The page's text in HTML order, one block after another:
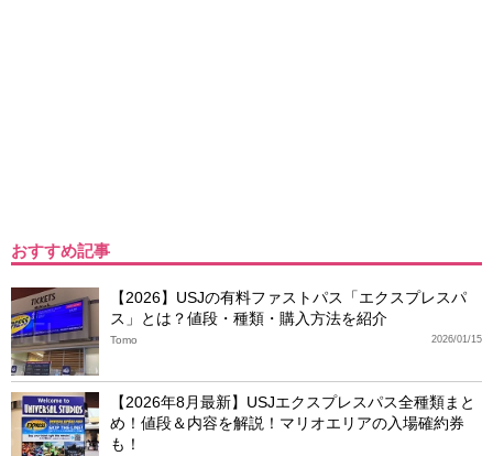
おすすめ記事
【2026】USJの有料ファストパス「エクスプレスパ
ス」とは？値段・種類・購入方法を紹介
2026/01/15
Tomo
【2026年8月最新】USJエクスプレスパス全種類まと
め！値段＆内容を解説！マリオエリアの入場確約券
も！